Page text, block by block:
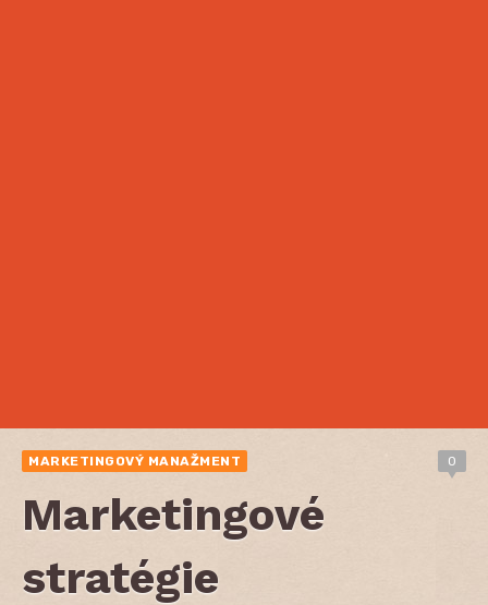
MARKETINGOVÝ MANAŽMENT 0
Marketingové
stratégie